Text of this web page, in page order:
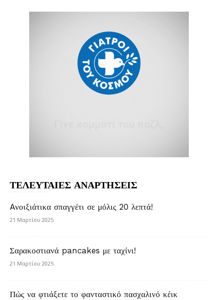
ΤΕΛΕΥΤΑΙΕΣ ΑΝΑΡΤΗΣΕΙΣ
Aνοιξιάτικα σπαγγέτι σε μόλις 20 λεπτά!
21 Μαρτίου 2025
Σαρακοστιανά pancakes με ταχίνι!
21 Μαρτίου 2025
Πώς να φτιάξετε το φανταστικό πασχαλινό κέικ